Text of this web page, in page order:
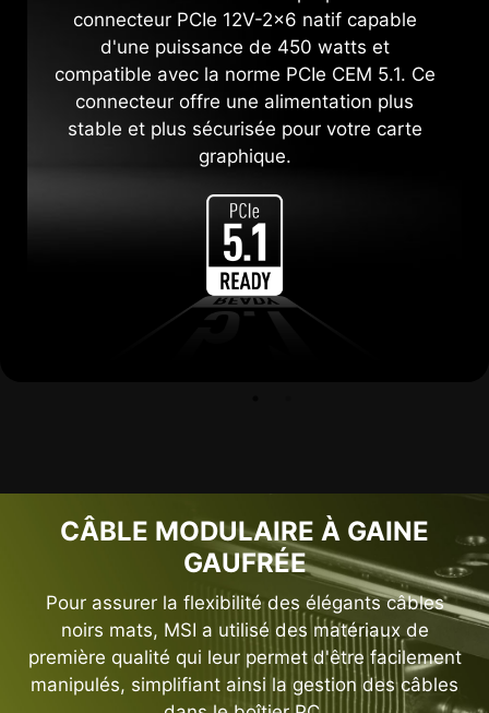
connecteur PCIe 12V-2x6 natif capable
d'une puissance de 450 watts et
compatible avec la norme PCIe CEM 5.1. Ce
connecteur offre une alimentation plus
stable et plus sécurisée pour votre carte
graphique.
CÂBLE MODULAIRE À GAINE
GAUFRÉE
Pour assurer la flexibilité des élégants câbles
noirs mats, MSI a utilisé des matériaux de
première qualité qui leur permet d'être facilement
manipulés, simplifiant ainsi la gestion des câbles